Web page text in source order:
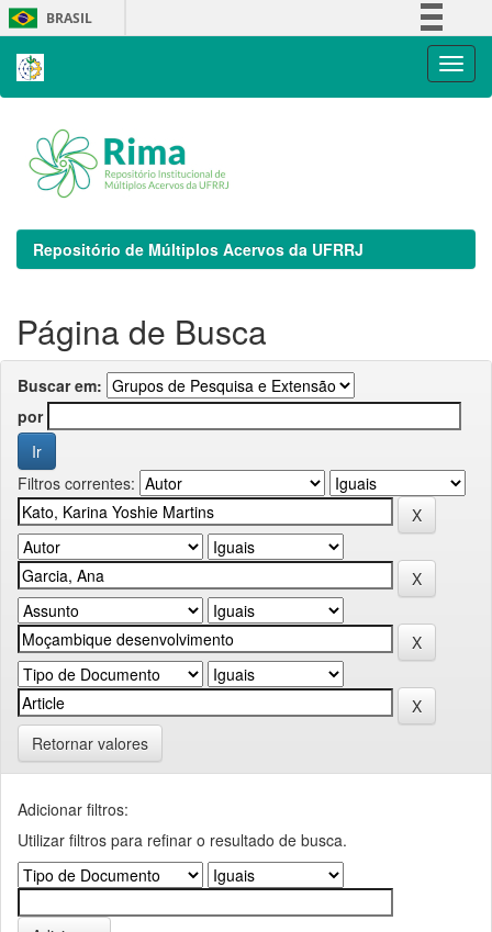
Skip
navigation
BRASIL
Repositório de Múltiplos Acervos da UFRRJ
Página de Busca
Buscar em:
por
Filtros correntes:
Retornar valores
Adicionar filtros:
Utilizar filtros para refinar o resultado de busca.